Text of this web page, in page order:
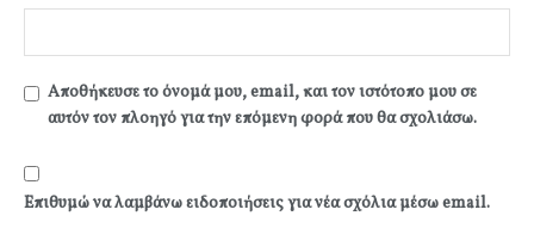
Αποθήκευσε το όνομά μου, email, και τον ιστότοπο μου σε
αυτόν τον πλοηγό για την επόμενη φορά που θα σχολιάσω.
Επιθυμώ να λαμβάνω ειδοποιήσεις για νέα σχόλια μέσω email.